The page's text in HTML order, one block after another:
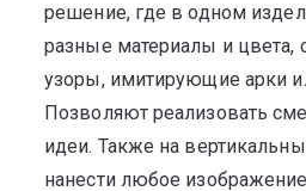
решение, где в одном
разные материалы и цвета,
узоры, имитирующие арки
Позволяют реализовать
идеи. Также на
нанести любое